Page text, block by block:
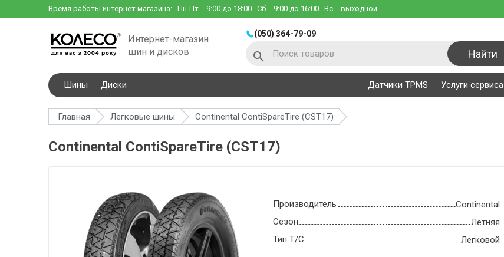
Время работы интернет магазина: Пн-Пт - 9:00 до 18:00 Сб - 9:00 до 16:00 Вс - выходной
Интернет-магазин
шин и дисков
(050) 364-79-09
Найти
Шины Диски Датчики TPMS Услуги сервиса
Главная Легковые шины Continental ContiSpareTire (CST17)
Continental ContiSpareTire (CST17)
Производитель
Continental
Сезон
Летняя
Тип Т/С
Легковой